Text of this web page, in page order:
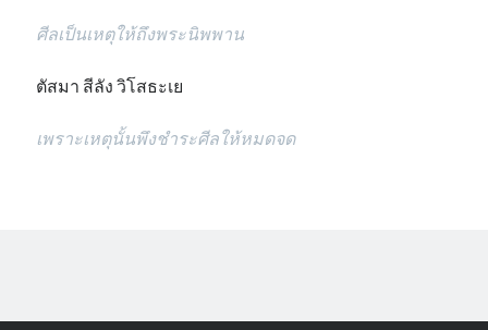
ศีลเป็นเหตุให้ถึงพระนิพพาน
ตัสมา สีลัง วิโสธะเย
เพราะเหตุนั้นพึงชำระศีลให้หมดจด